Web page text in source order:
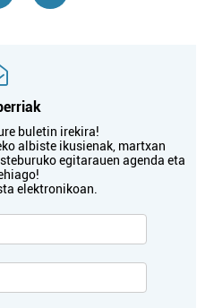
buletin irekira!
albiste ikusienak, martxan
egitarauen agenda eta
elektronikoan.